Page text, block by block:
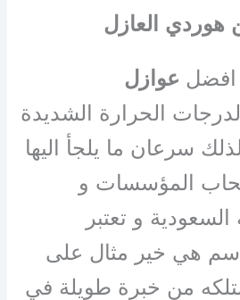
هوردي العازل
افضل عوازل
لدرجات الحرارة الشديدة
سرعان ما يلجأ اليها
المؤسسات و
السعودية و تعتبر
هي خير مثال على
من خبرة طويلة في